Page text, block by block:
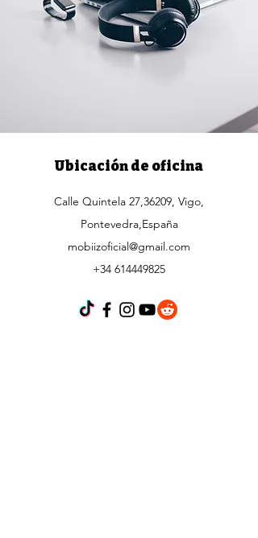
Ubicación de oficina
Calle Quintela 27,36209, Vigo,
Pontevedra,España
mobiizoficial@gmail.com
+34 614449825